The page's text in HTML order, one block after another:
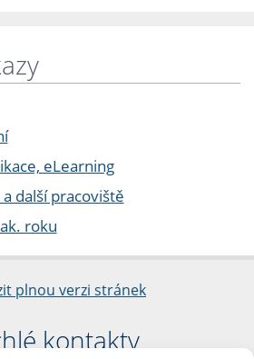
eLearning
další pracoviště
roku
plnou verzi stránek
kontakty